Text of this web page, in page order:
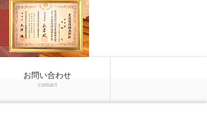
お問い合わせ
contact